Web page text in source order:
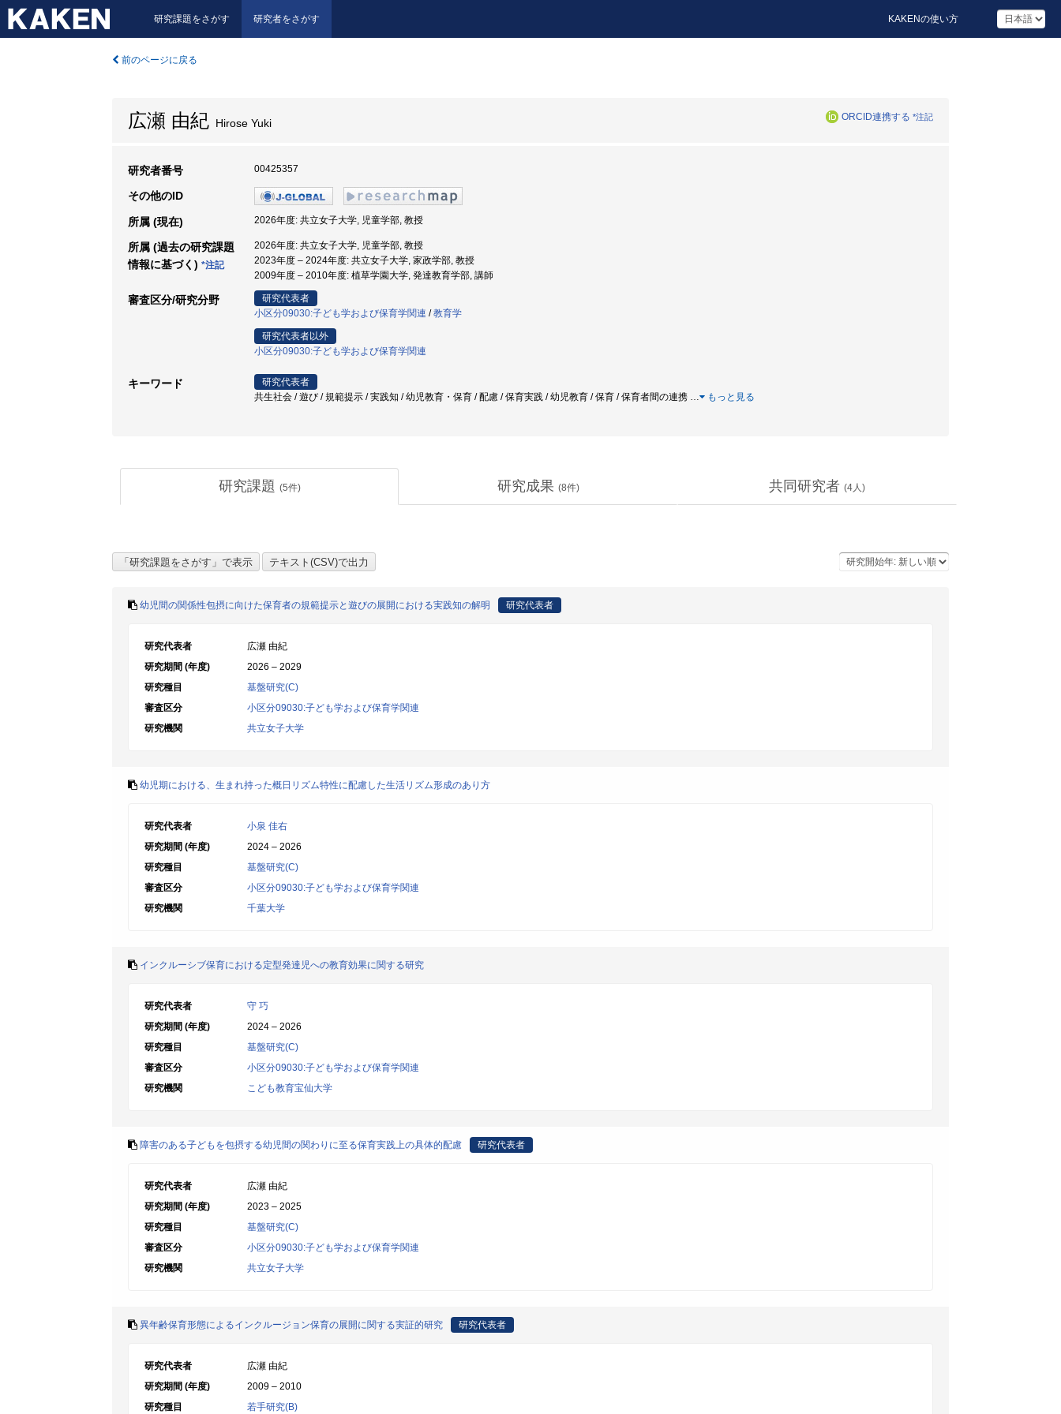
研究課題をさがす 研究者をさがす KAKENの使い方
前のページに戻る
広瀬 由紀 Hirose Yuki ORCID連携する *注記
研究者番号 00425357
その他のID
所属 (現在) 2026年度: 共立女子大学, 児童学部, 教授
所属 (過去の研究課題
情報に基づく) *注記
2026年度: 共立女子大学, 児童学部, 教授
2023年度 – 2024年度: 共立女子大学, 家政学部, 教授
2009年度 – 2010年度: 植草学園大学, 発達教育学部, 講師
審査区分/研究分野
研究代表者
小区分09030:子ども学および保育学関連 /教育学
研究代表者以外
小区分09030:子ども学および保育学関連
キーワード
研究代表者
共生社会 / 遊び / 規範提示 / 実践知 / 幼児教育・保育 / 配慮 / 保育実践 / 幼児教育 / 保育 / 保育者間の連携 … もっと見る
研究課題 (5件) 研究成果 (8件) 共同研究者 (4人)
幼児間の関係性包摂に向けた保育者の規範提示と遊びの展開における実践知の解明 研究代表者
研究代表者
広瀬 由紀
研究期間 (年度)
2026 – 2029
研究種目
基盤研究(C)
審査区分
小区分09030:子ども学および保育学関連
研究機関
共立女子大学
幼児期における、生まれ持った概日リズム特性に配慮した生活リズム形成のあり方
研究代表者
小泉 佳右
研究期間 (年度)
2024 – 2026
研究種目
基盤研究(C)
審査区分
小区分09030:子ども学および保育学関連
研究機関
千葉大学
インクルーシブ保育における定型発達児への教育効果に関する研究
研究代表者
守 巧
研究期間 (年度)
2024 – 2026
研究種目
基盤研究(C)
審査区分
小区分09030:子ども学および保育学関連
研究機関
こども教育宝仙大学
障害のある子どもを包摂する幼児間の関わりに至る保育実践上の具体的配慮 研究代表者
研究代表者
広瀬 由紀
研究期間 (年度)
2023 – 2025
研究種目
基盤研究(C)
審査区分
小区分09030:子ども学および保育学関連
研究機関
共立女子大学
異年齢保育形態によるインクルージョン保育の展開に関する実証的研究 研究代表者
研究代表者
広瀬 由紀
研究期間 (年度)
2009 – 2010
研究種目
若手研究(B)